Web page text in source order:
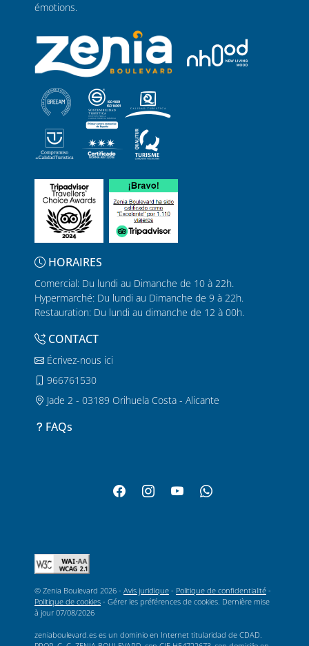
émotions.
HORAIRES
Comercial: Du lundi au Dimanche de 10 à 22h.
Hypermarché: Du lundi au Dimanche de 9 à 22h.
Restauration: Du lundi au dimanche de 12 à 00h.
CONTACT
Écrivez-nous ici
966761530
Jade 2 - 03189 Orihuela Costa - Alicante
FAQs
© Zenia Boulevard 2026 - Avis juridique - Politique de confidentialité -
Politique de cookies - Gérer les préférences de cookies . Dernière mise
à jour 07/08/2026
zeniaboulevard.es es un dominio en Internet titularidad de CDAD.